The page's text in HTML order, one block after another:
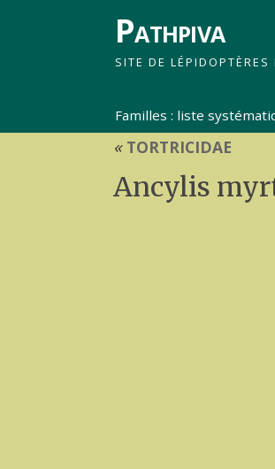
Pathpiva
SITE DE
Familles : liste
«TORTRICIDAE
Ancylis